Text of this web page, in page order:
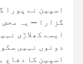
اسپین نے پورا
گزارا — یہ
دونوں نہیں
اسپین کا دفاع